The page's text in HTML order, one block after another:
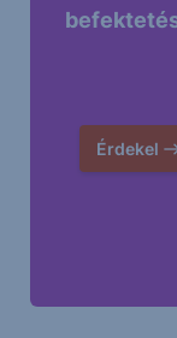
Érdekel